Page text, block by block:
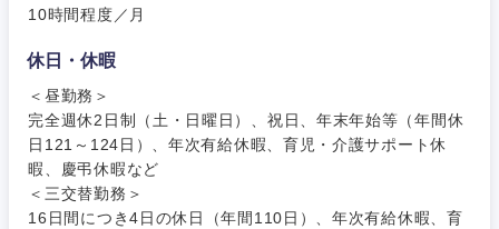
10時間程度／月
休日・休暇
＜昼勤務＞
完全週休2日制（土・日曜日）、祝日、年末年始等（年間休
日121～124日）、年次有給休暇、育児・介護サポート休
暇、慶弔休暇など
＜三交替勤務＞
16日間につき4日の休日（年間110日）、年次有給休暇、育